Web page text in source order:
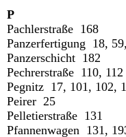
P
Pachlerstraße 168
Panzerfertigung 18,
Panzerschicht 182
Pechrerstraße 110, 112
Pegnitz 17, 101, 102,
Peirer 25
Pelletierstraße 131
Pfannenwagen 131,